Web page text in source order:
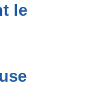
le